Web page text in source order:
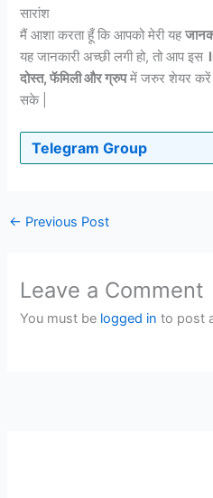
सारांश
मैं आशा करता हूँ कि आपको मेरी यह
यह जानकारी अच्छी लगी हो, तो आप इस
दोस्त, फॅमिली और ग्रुपमें जरुर शेयर करें |
सके |
Telegram Group
← Previous Post
Leave a Comment
You must be logged in to post